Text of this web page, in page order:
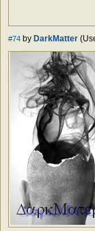
#74 by DarkMatter